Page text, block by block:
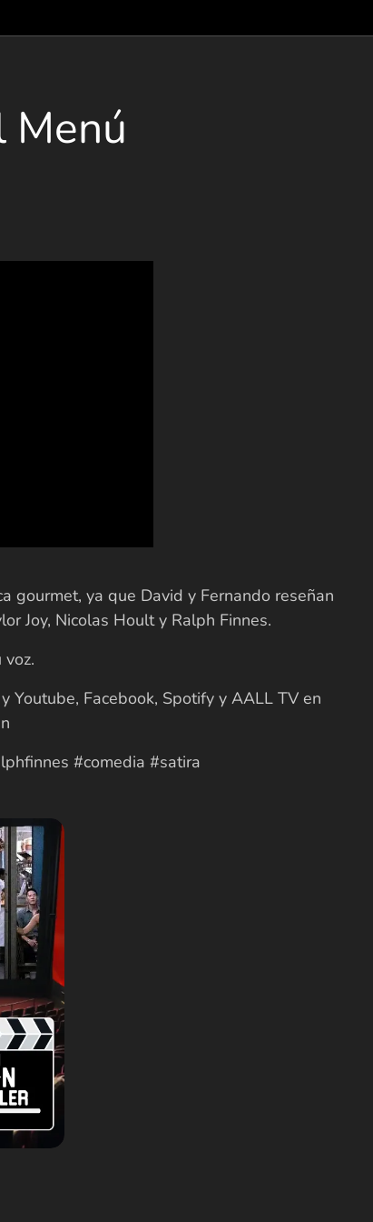
Menú
gourmet, ya que David y Fernando reseñan
Joy, Nicolas Hoult y Ralph Finnes.
Youtube, Facebook, Spotify y AALL TV en
#comedia #satira